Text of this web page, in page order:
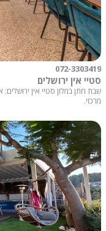
072-3303419
סטיי אין ירושלים
שבת חתן במלון סטיי אין ירושלים:
מרכזי.